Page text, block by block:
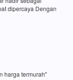
dipercaya Dengan
harga termurah"